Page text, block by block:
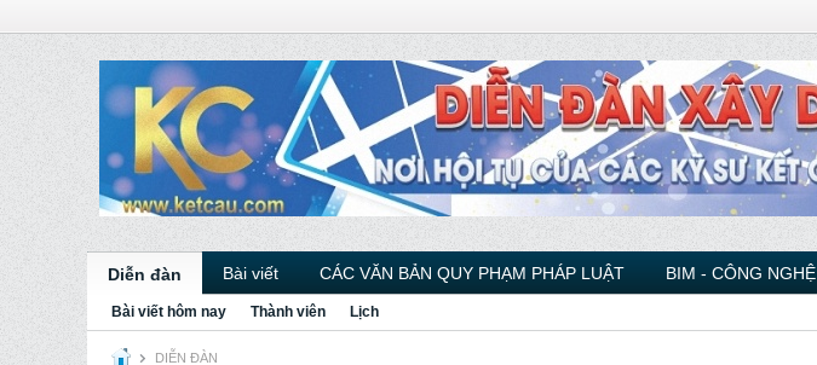
Diễn đàn Bài viết CÁC VĂN BẢN QUY PHẠM PHÁP LUẬT BIM - CÔNG NGHỆ
Bài viết hôm nay Thành viên Lịch
DIỄN ĐÀN